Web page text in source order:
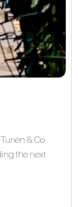
& Co
the next